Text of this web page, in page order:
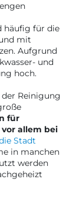
häufig für die
mit
Aufgrund
und
hoch.
Reinigung
für
allem bei
Stadt
in manchen
werden